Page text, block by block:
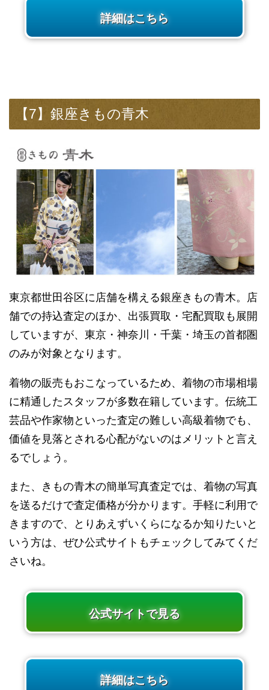
詳細はこちら
【7】銀座きもの青木
東京都世田谷区に店舗を構える銀座きもの青木。店
舗での持込査定のほか、出張買取・宅配買取も展開
していますが、東京・神奈川・千葉・埼玉の首都圏
のみが対象となります。
着物の販売もおこなっているため、着物の市場相場
に精通したスタッフが多数在籍しています。伝統工
芸品や作家物といった査定の難しい高級着物でも、
価値を見落とされる心配がないのはメリットと言え
るでしょう。
また、きもの青木の簡単写真査定では、着物の写真
を送るだけで査定価格が分かります。手軽に利用で
きますので、とりあえずいくらになるか知りたいと
いう方は、ぜひ公式サイトもチェックしてみてくだ
さいね。
公式サイトで見る
詳細はこちら